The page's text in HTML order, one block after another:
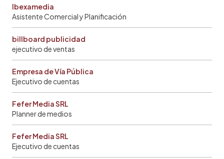
Ibexamedia
Asistente Comercial y Planificación
billboard publicidad
ejecutivo de ventas
Empresa de Vía Pública
Ejecutivo de cuentas
Fefer Media SRL
Planner de medios
Fefer Media SRL
Ejecutivo de cuentas